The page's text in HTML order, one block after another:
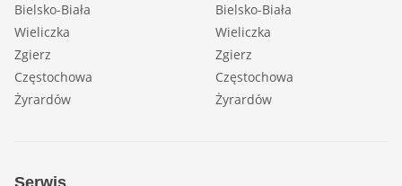
Bielsko-Biała
Wieliczka
Zgierz
Częstochowa
Żyrardów
Bielsko-Biała
Wieliczka
Zgierz
Częstochowa
Żyrardów
Serwis